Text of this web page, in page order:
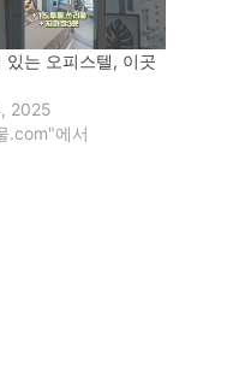
있는 오피스텔, 이곳
2025
.com"에서